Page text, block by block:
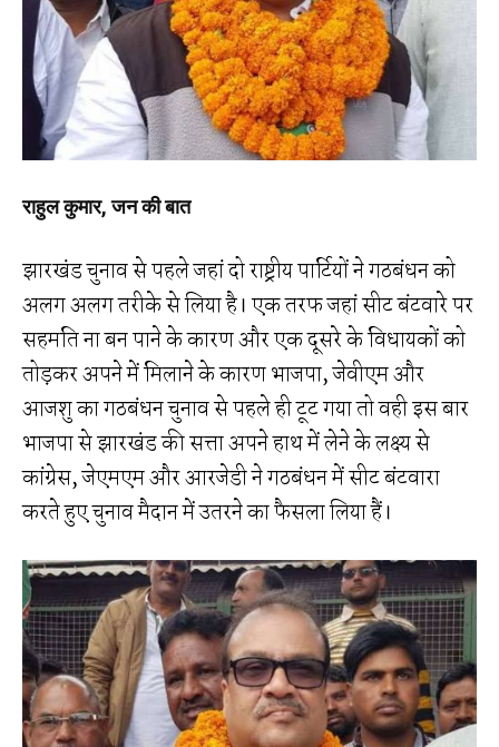
राहुल कुमार, जन की बात
झारखंड चुनाव से पहले जहां दो राष्ट्रीय पार्टियों ने गठबंधन को
अलग अलग तरीके से लिया है। एक तरफ जहां सीट बंटवारे पर
सहमति ना बन पाने के कारण और एक दूसरे के विधायकों को
तोड़कर अपने में मिलाने के कारण भाजपा, जेवीएम और
आजशु का गठबंधन चुनाव से पहले ही टूट गया तो वही इस बार
भाजपा से झारखंड की सत्ता अपने हाथ में लेने के लक्ष्य से
कांग्रेस, जेएमएम और आरजेडी ने गठबंधन में सीट बंटवारा
करते हुए चुनाव मैदान में उतरने का फैसला लिया हैं।